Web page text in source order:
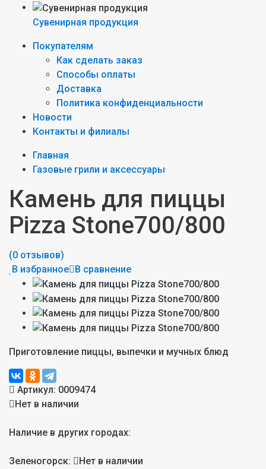
Сувенирная продукция
Покупателям
Как сделать заказ
Способы оплаты
Доставка
Политика конфиденциальности
Новости
Контакты и филиалы
Главная
Газовые грили и аксессуары
Камень для пиццы
Pizza Stone700/800
(0 отзывов)
В избранное В сравнение
Приготовление пиццы, выпечки и мучных блюд
Артикул: 0009474
Нет в наличии
Наличие в других городах:
Зеленогорск:
Нет в наличии